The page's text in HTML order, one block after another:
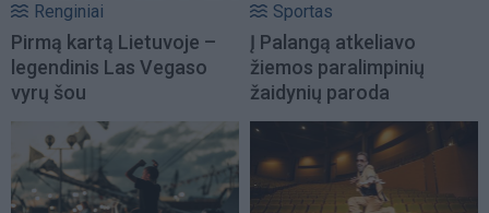
Renginiai
Pirmą kartą Lietuvoje –
legendinis Las Vegaso
vyrų šou
Sportas
Į Palangą atkeliavo
žiemos paralimpinių
žaidynių paroda